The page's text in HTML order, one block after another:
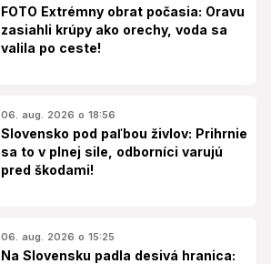
FOTO Extrémny obrat počasia: Oravu
zasiahli krúpy ako orechy, voda sa
valila po ceste!
06. aug. 2026 o 18:56
Slovensko pod paľbou živlov: Prihrnie
sa to v plnej sile, odborníci varujú
pred škodami!
06. aug. 2026 o 15:25
Na Slovensku padla desivá hranica: